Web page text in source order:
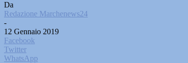
Da
Redazione Marchenews24
-
12 Gennaio 2019
Facebook
Twitter
WhatsApp